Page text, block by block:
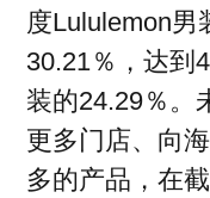
度Lululemon男
30.21％，达到
装的24.29％。
更多门店、向
多的产品，在